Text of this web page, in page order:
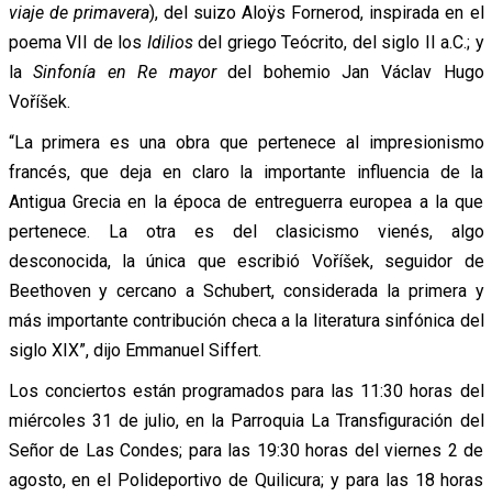
viaje de primavera), del suizo Aloÿs Fornerod, inspirada en el
poema VII de los Idiliosdel griego Teócrito, del siglo II a.C.; y
laSinfonía en Re mayordel bohemio Jan Václav Hugo
Voříšek.
“La primera es una obra que pertenece al impresionismo
francés, que deja en claro la importante influencia de la
Antigua Grecia en la época de entreguerra europea a la que
pertenece. La otra es del clasicismo vienés, algo
desconocida, la única que escribió Voříšek, seguidor de
Beethoven y cercano a Schubert, considerada la primera y
más importante contribución checa a la literatura sinfónica del
siglo XIX”, dijo Emmanuel Siffert.
Los conciertos están programados para las 11:30 horas del
miércoles 31 de julio, en la Parroquia La Transfiguración del
Señor de Las Condes; para las 19:30 horas del viernes 2 de
agosto, en el Polideportivo de Quilicura; y para las 18 horas